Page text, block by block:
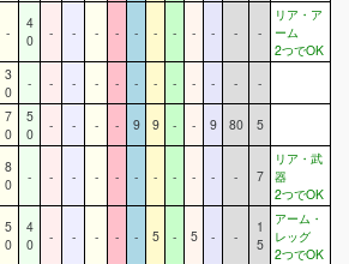
-
4
0
- - - - - - - - - - -
リア・ア
ーム
2つでOK
3
0
- - - - - - - - - - - -
7
0
5
0
- - - - 9 9 - - 9 80 5
8
0
- - - - - - - - - - - 7
リア・武
器
2つでOK
5
0
4
0
- - - - - 5 - 5 - -
1
5
アーム・
レッグ
2つでOK